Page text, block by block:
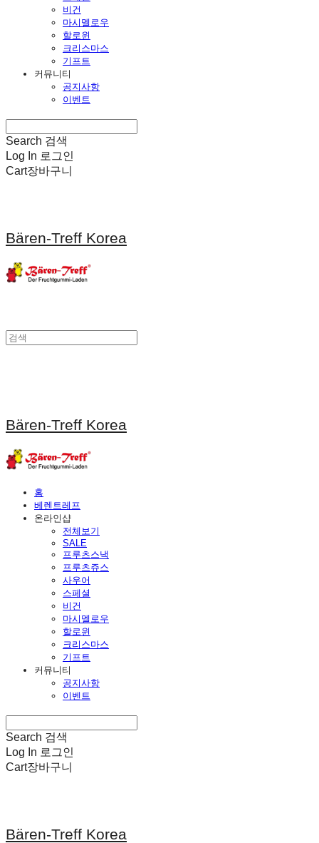
비건
마시멜로우
할로윈
크리스마스
기프트
커뮤니티
공지사항
이벤트
Search 검색
Log In 로그인
Cart장바구니
Bären-Treff Korea
Bären-Treff Korea
홈
베렌트레프
온라인샵
전체보기
SALE
프루츠스낵
프루츠쥬스
사우어
스페셜
비건
마시멜로우
할로윈
크리스마스
기프트
커뮤니티
공지사항
이벤트
Search 검색
Log In 로그인
Cart장바구니
Bären-Treff Korea